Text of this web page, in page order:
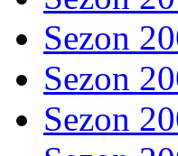
Sezon
Sezon
Sezon